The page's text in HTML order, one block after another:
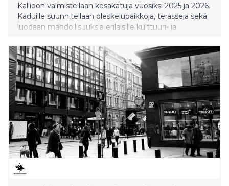
Kallioon valmistellaan kesäkatuja vuosiksi 2025 ja 2026.
Kaduille suunnitellaan oleskelupaikkoja, terasseja sekä
luodaan mahdollisuuksia erilaisille kulttuuri- ja
ja parantaa kävely-ympäristöä. Yhdessä
kaupunkilaisten kanssa ideoitujen kesäkatujen
suunnitelmaluonnokset ovat nyt valmistuneet ja niitä
voi kommentoida verkossa 17. marraskuuta asti.
Kaupunkiympäristölautakunta päättää kesäkatujen
jatkosuunnittelusta marraskuussa.